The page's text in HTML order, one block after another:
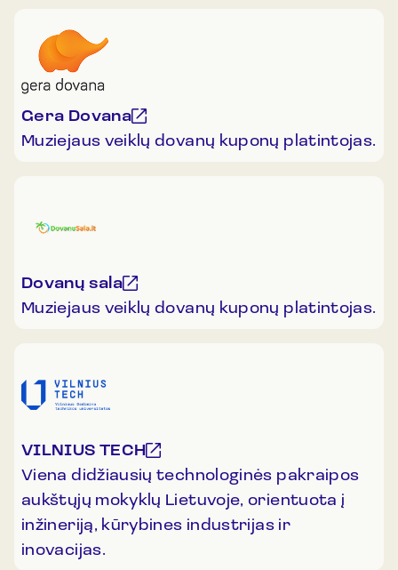
Gera Dovana
Muziejaus veiklų dovanų kuponų platintojas.
Dovanų sala
Muziejaus veiklų dovanų kuponų platintojas.
VILNIUS TECH
Viena didžiausių technologinės pakraipos
aukštųjų mokyklų Lietuvoje, orientuota į
inžineriją, kūrybines industrijas ir
inovacijas.